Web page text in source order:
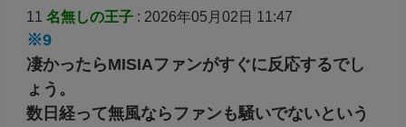
11 名無しの王子: 2026年05月02日 11:47
※9
凄かったらMISIAファンがすぐに反応するでし
ょう。
数日経って無風ならファンも騒いでないという